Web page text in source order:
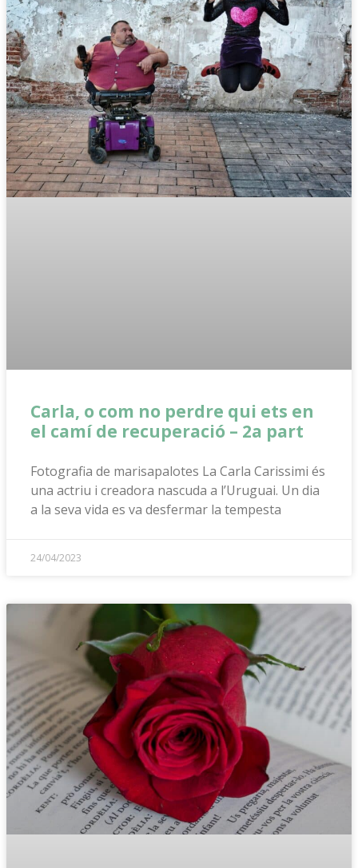
Carla, o com no perdre qui ets en
el camí de recuperació – 2a part
Fotografia de marisapalotes La Carla Carissimi és
una actriu i creadora nascuda a l’Uruguai. Un dia
a la seva vida es va desfermar la tempesta
24/04/2023